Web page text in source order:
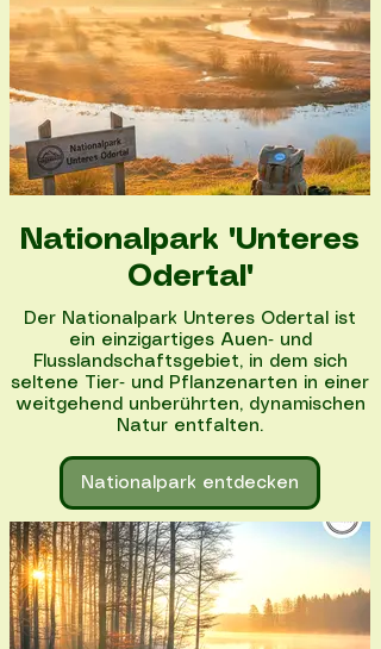
Nationalpark "Unteres
Odertal"
Der Nationalpark Unteres Odertal ist
ein einzigartiges Auen‑ und
Flusslandschaftsgebiet, in dem sich
seltene Tier‑ und Pflanzenarten in einer
weitgehend unberührten, dynamischen
Natur entfalten.
Nationalpark entdecken